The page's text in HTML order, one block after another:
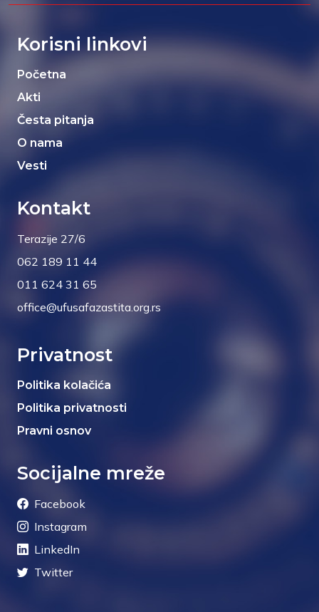
Korisni linkovi
Početna
Akti
Česta pitanja
O nama
Vesti
Kontakt
Terazije 27/6
062 189 11 44
011 624 31 65
office@ufusafazastita.org.rs
Privatnost
Politika kolačića
Politika privatnosti
Pravni osnov
Socijalne mreže
Facebook
Instagram
LinkedIn
Twitter